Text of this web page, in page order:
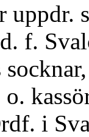
uppdr.
f.
i